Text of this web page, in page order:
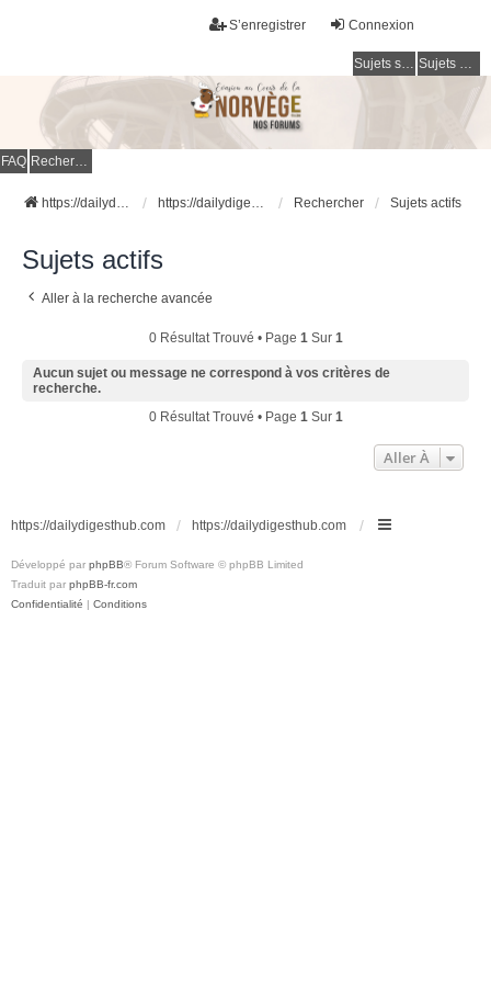
Connexion
S’enregistrer
Sujets sans réponse Sujets actifs
FAQ Rechercher
https://dailydigesthub.com https://dailydigesthub.com Rechercher Sujets actifs
Sujets actifs
Aller à la recherche avancée
0 Résultat Trouvé • Page 1Sur 1
Aucun sujet ou message ne correspond à vos critères de
recherche.
0 Résultat Trouvé • Page 1Sur 1
Aller À
https://dailydigesthub.com https://dailydigesthub.com
Développé par phpBB® Forum Software © phpBB Limited
Traduit par phpBB-fr.com
Confidentialité | Conditions